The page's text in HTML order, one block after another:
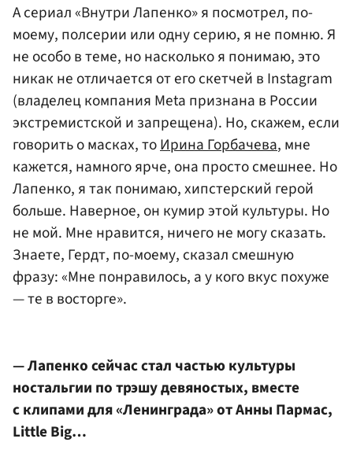
А сериал «Внутри Лапенко» я посмотрел, по-
моему, полсерии или одну серию, я не помню. Я
не особо в теме, но насколько я понимаю, это
никак не отличается от его скетчей в Instagram
(владелец компания Meta признана в России
экстремистской и запрещена). Но, скажем, если
говорить о масках, тоИрина Горбачева, мне
кажется, намного ярче, она просто смешнее. Но
Лапенко, я так понимаю, хипстерский герой
больше. Наверное, он кумир этой культуры. Но
не мой. Мне нравится, ничего не могу сказать.
Знаете, Гердт, по-моему, сказал смешную
фразу: «Мне понравилось, а у кого вкус похуже
— те в восторге».
— Лапенко сейчас стал частью культуры
ностальгии по трэшу девяностых, вместе
с клипами для «Ленинграда» от Анны Пармас,
Little Big…